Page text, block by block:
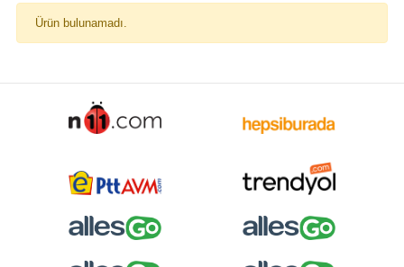
Ürün bulunamadı.